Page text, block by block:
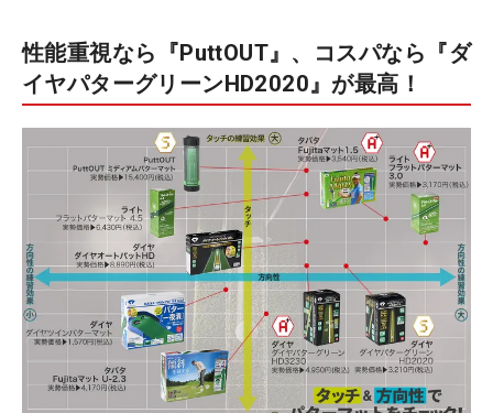
性能重視なら『PuttOUT』、コスパなら『ダ
イヤパターグリーンHD2020』が最高！